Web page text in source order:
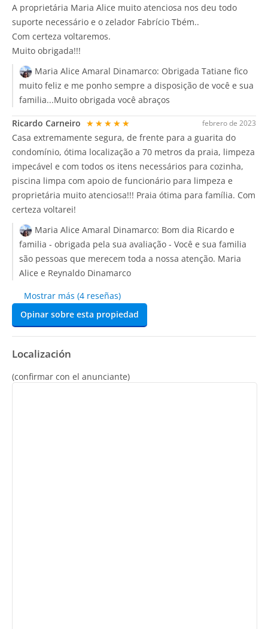
A proprietária Maria Alice muito atenciosa nos deu todo
suporte necessário e o zelador Fabrício Tbém..
Com certeza voltaremos.
Muito obrigada!!!
Maria Alice Amaral Dinamarco: Obrigada Tatiane fico
muito feliz e me ponho sempre a disposição de você e sua
familia...Muito obrigada você abraços
febrero de 2023
Ricardo Carneiro ★★★★★
Casa extremamente segura, de frente para a guarita do
condomínio, ótima localização a 70 metros da praia, limpeza
impecável e com todos os itens necessários para cozinha,
piscina limpa com apoio de funcionário para limpeza e
proprietária muito atenciosa!!! Praia ótima para família. Com
certeza voltarei!
Maria Alice Amaral Dinamarco: Bom dia Ricardo e
familia - obrigada pela sua avaliação - Você e sua familia
são pessoas que merecem toda a nossa atenção. Maria
Alice e Reynaldo Dinamarco
Mostrar más (4 reseñas)
Opinar sobre esta propiedad
Localización
(confirmar con el anunciante)